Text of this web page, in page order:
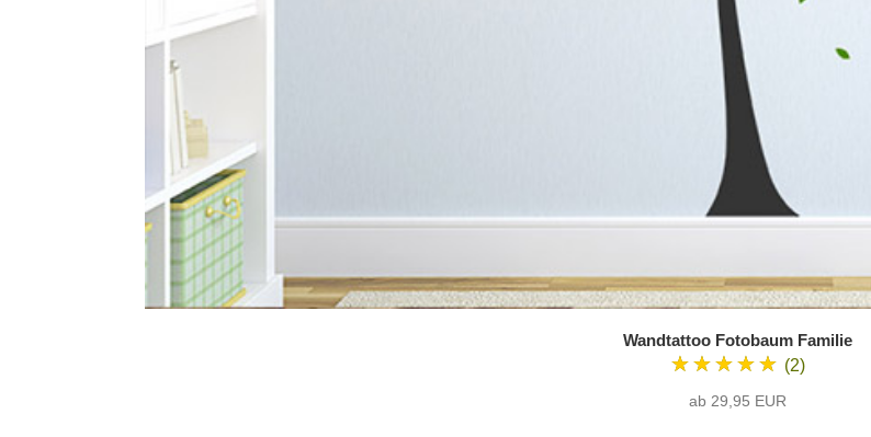
Wandtattoo Fotobaum Familie
★★★★★ (2)
ab 29,95 EUR